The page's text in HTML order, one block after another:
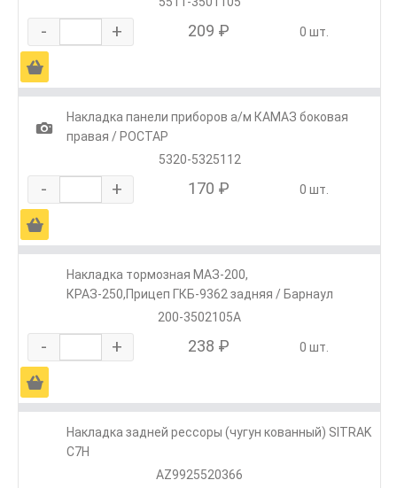
- + 209 ₽ 0 шт.
Ä
1
Накладка панели приборов а/м КАМАЗ боковая
правая / РОСТАР
5320-5325112
- + 170 ₽ 0 шт.
Ä
Накладка тормозная МАЗ-200,
КРАЗ-250,Прицеп ГКБ-9362 задняя / Барнаул
200-3502105А
- + 238 ₽ 0 шт.
Ä
Накладка задней рессоры (чугун кованный) SITRAK
C7H
AZ9925520366